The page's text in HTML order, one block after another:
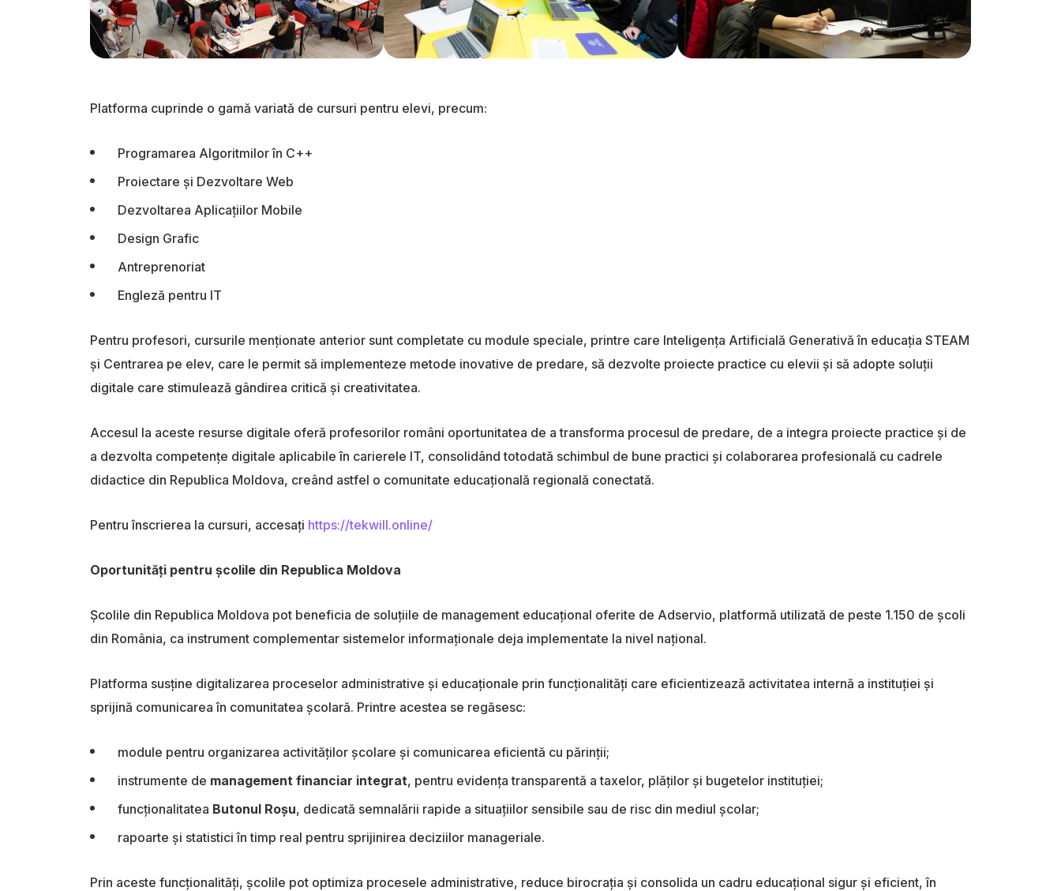
Platforma cuprinde o gamă variată de cursuri pentru elevi, precum:
Programarea Algoritmilor în C++
Proiectare și Dezvoltare Web
Dezvoltarea Aplicațiilor Mobile
Design Grafic
Antreprenoriat
Engleză pentru IT
Pentru profesori, cursurile menționate anterior sunt completate cu module speciale, printre care Inteligența Artificială Generativă în educația STEAM
și Centrarea pe elev, care le permit să implementeze metode inovative de predare, să dezvolte proiecte practice cu elevii și să adopte soluții
digitale care stimulează gândirea critică și creativitatea.
Accesul la aceste resurse digitale oferă profesorilor români oportunitatea de a transforma procesul de predare, de a integra proiecte practice și de
a dezvolta competențe digitale aplicabile în carierele IT, consolidând totodată schimbul de bune practici și colaborarea profesională cu cadrele
didactice din Republica Moldova, creând astfel o comunitate educațională regională conectată.
Pentru înscrierea la cursuri, accesați https://tekwill.online/
Oportunități pentru școlile din Republica Moldova
Școlile din Republica Moldova pot beneficia de soluțiile de management educațional oferite de Adservio, platformă utilizată de peste 1.150 de școli
din România, ca instrument complementar sistemelor informaționale deja implementate la nivel național.
Platforma susține digitalizarea proceselor administrative și educaționale prin funcționalități care eficientizează activitatea internă a instituției și
sprijină comunicarea în comunitatea școlară. Printre acestea se regăsesc:
module pentru organizarea activităților școlare și comunicarea eficientă cu părinții;
instrumente de management financiar integrat, pentru evidența transparentă a taxelor, plăților și bugetelor instituției;
funcționalitatea Butonul Roșu, dedicată semnalării rapide a situațiilor sensibile sau de risc din mediul școlar;
rapoarte și statistici în timp real pentru sprijinirea deciziilor manageriale.
Prin aceste funcționalități, școlile pot optimiza procesele administrative, reduce birocrația și consolida un cadru educațional sigur și eficient, în